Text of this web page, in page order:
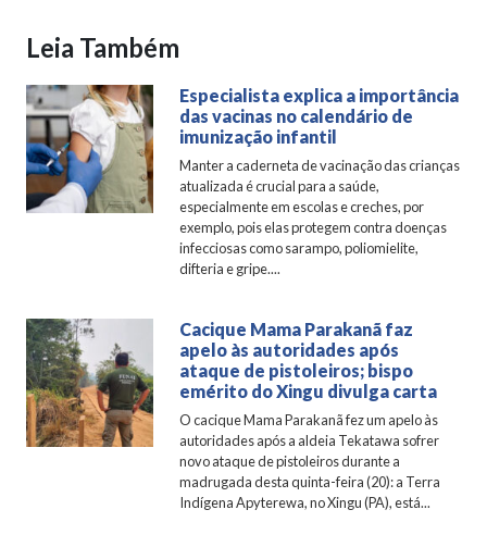
Leia Também
Especialista explica a importância
das vacinas no calendário de
imunização infantil
Manter a caderneta de vacinação das crianças
atualizada é crucial para a saúde,
especialmente em escolas e creches, por
exemplo, pois elas protegem contra doenças
infecciosas como sarampo, poliomielite,
difteria e gripe....
Cacique Mama Parakanã faz
apelo às autoridades após
ataque de pistoleiros; bispo
emérito do Xingu divulga carta
O cacique Mama Parakanã fez um apelo às
autoridades após a aldeia Tekatawa sofrer
novo ataque de pistoleiros durante a
madrugada desta quinta-feira (20): a Terra
Indígena Apyterewa, no Xingu (PA), está...